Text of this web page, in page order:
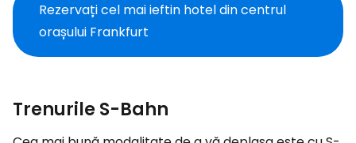
Rezervați cel mai ieftin hotel din centrul
orașului Frankfurt
Trenurile S-Bahn